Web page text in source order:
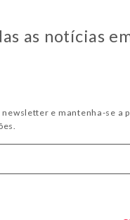
as notícias
newsletter e mantenha-se a